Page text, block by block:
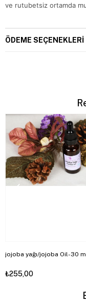
ve rutubetsiz ortamda
ÖDEME SEÇENEKLERI
jojoba yağı/jojoba Oil-30
₺255,00